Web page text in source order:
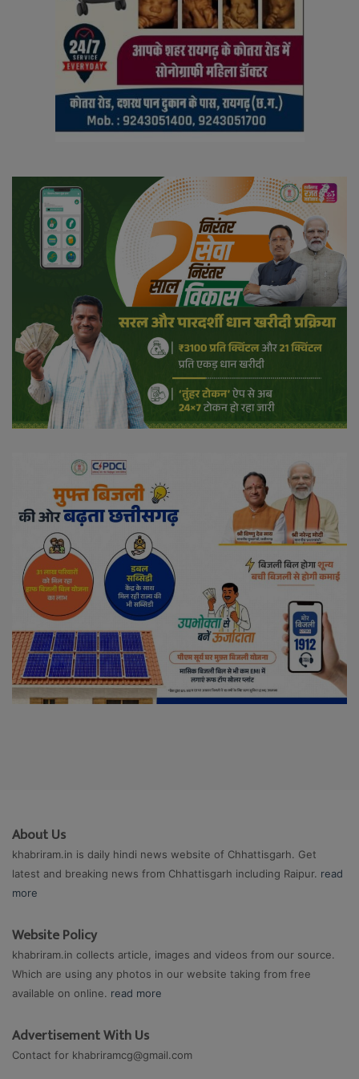
About Us
khabriram.in is daily hindi news website of Chhattisgarh. Get
latest and breaking news from Chhattisgarh including Raipur. read
more
Website Policy
khabriram.in collects article, images and videos from our source.
Which are using any photos in our website taking from free
available on online. read more
Advertisement With Us
Contact for khabriramcg@gmail.com